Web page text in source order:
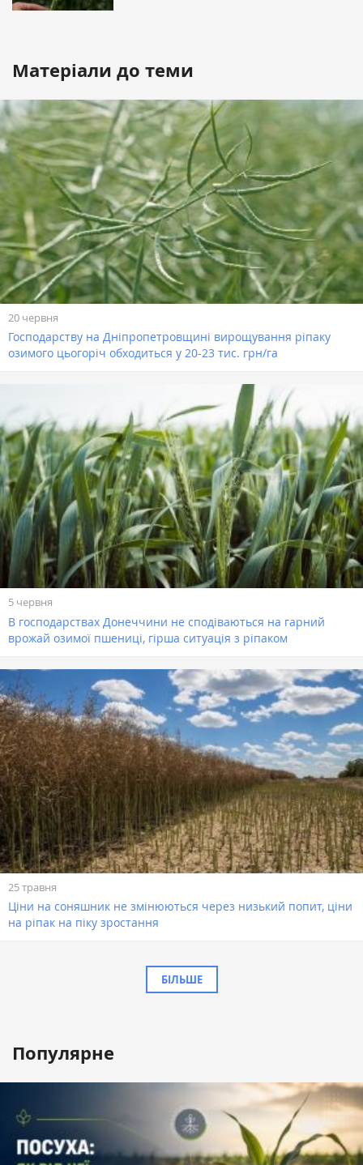
Матеріали до теми
20 червня
Господарству на Дніпропетровщині вирощування ріпаку
озимого цьогоріч обходиться у 20-23 тис. грн/га
5 червня
В господарствах Донеччини не сподіваються на гарний
врожай озимої пшениці, гірша ситуація з ріпаком
25 травня
Ціни на соняшник не змінюються через низький попит, ціни
на ріпак на піку зростання
БІЛЬШЕ
Популярне